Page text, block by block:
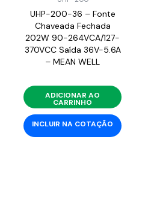
UHP-200-36 – Fonte
Chaveada Fechada
202W 90-264VCA/127-
370VCC Saída 36V-5.6A
– MEAN WELL
ADICIONAR AO
CARRINHO
INCLUIR NA COTAÇÃO